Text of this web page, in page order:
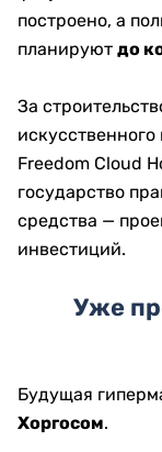
построено, а
планируют до
За
Freedom Cloud
государство
средства —
инвестиций.
Уже
Будущая
Хоргосом.